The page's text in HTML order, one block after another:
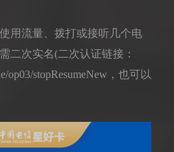
用流量、拨打或接听几个电
二次实名(二次认证链接：
op03/stopResumeNew，也可以